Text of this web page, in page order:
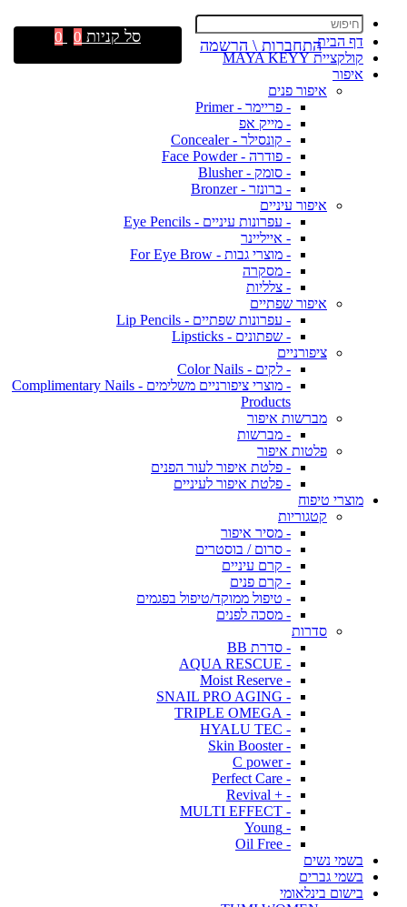
דף הבית
קולקציית MAYA KEYY
איפור
איפור פנים
- פריימר - Primer
- מייק אפ
- קונסילר - Concealer
- פודרה - Face Powder
- סומק - Blusher
- ברונזר - Bronzer
איפור עיניים
- עפרונות עיניים - Eye Pencils
- אייליינר
- מוצרי גבות - For Eye Brow
- מסקרה
- צלליות
איפור שפתיים
- עפרונות שפתיים - Lip Pencils
- שפתונים - Lipsticks
ציפורניים
- לקים - Color Nails
- מוצרי ציפורניים משלימים - Complimentary Nails
Products
מברשות איפור
- מברשות
פלטות איפור
- פלטת איפור לעור הפנים
- פלטת איפור לעיניים
מוצרי טיפוח
קטגוריות
- מסיר איפור
- סרום / בוסטרים
- קרם עיניים
- קרם פנים
- טיפול ממוקד/טיפול בפגמים
- מסכה לפנים
סדרות
- סדרת BB
- AQUA RESCUE
- Moist Reserve
- SNAIL PRO AGING
- TRIPLE OMEGA
- HYALU TEC
- Skin Booster
- C power
- Perfect Care
- + Revival
- MULTI EFFECT
- Young
- Oil Free
בשמי נשים
בשמי גברים
בישום בינלאומי
התחברות \ הרשמה סל קניות 0
0